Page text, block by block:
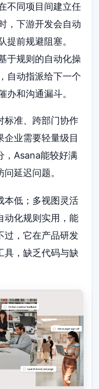
不同项目间建立任
，下游开发会自动
提前规避阻塞。
于规则的自动化操
自动指派给下一个
办和沟通漏斗。
标准、跨部门协作
企业需要轻量级目
，Asana能较好满
延迟问题。
本低；多视图灵活
动化规则实用，能
过，它在产品研发
具，缺乏代码与缺